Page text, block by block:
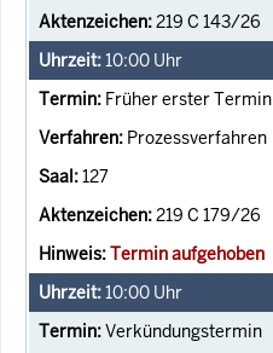
219 C 143/26
10:00 Uhr
Früher erster Termin
Prozessverfahren
127
219 C 179/26
Termin aufgehoben
10:00 Uhr
Verkündungstermin